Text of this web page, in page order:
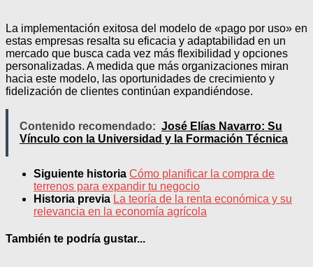
La implementación exitosa del modelo de «pago por uso» en
estas empresas resalta su eficacia y adaptabilidad en un
mercado que busca cada vez más flexibilidad y opciones
personalizadas. A medida que más organizaciones miran
hacia este modelo, las oportunidades de crecimiento y
fidelización de clientes continúan expandiéndose.
Contenido recomendado: José Elías Navarro: Su
Vínculo con la Universidad y la Formación Técnica
Siguiente historia Cómo planificar la compra de
terrenos para expandir tu negocio
Historia previa La teoría de la renta económica y su
relevancia en la economía agrícola
También te podría gustar...